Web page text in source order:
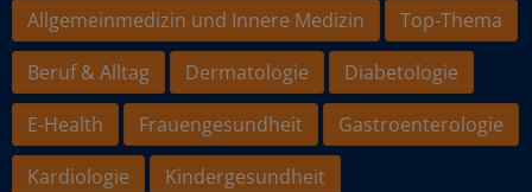
Allgemeinmedizin und Innere Medizin
Top-Thema
Beruf & Alltag
Dermatologie
Diabetologie
E-Health
Frauengesundheit
Gastroenterologie
Kardiologie
Kindergesundheit